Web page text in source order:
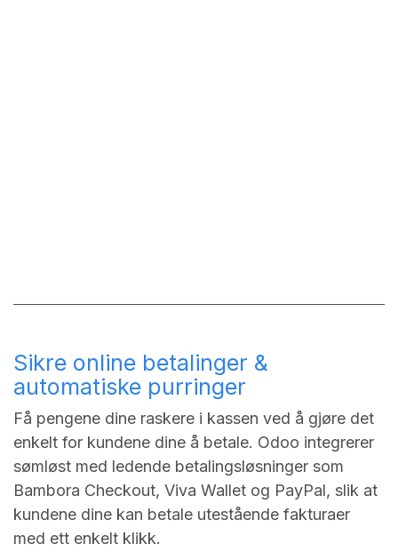
Sikre online betalinger &
automatiske purringer
Få pengene dine raskere i kassen ved å gjøre det
enkelt for kundene dine å betale. Odoo integrerer
sømløst med ledende betalingsløsninger som
Bambora Checkout, Viva Wallet og PayPal, slik at
kundene dine kan betale utestående fakturaer
med ett enkelt klikk.